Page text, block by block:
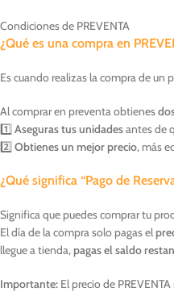
Condiciones de PREVENTA
¿Qué es una compra en
Es cuando realizas la compra de un
Al comprar en preventa obtienes
1️⃣ Aseguras tus unidadesantes de
2️⃣ Obtienes un mejor precio, más
¿Qué significa “Pago de
Significa que puedes comprar tu
El día de la compra solo pagas el
llegue a tienda,pagas el saldo
Importante: El precio de